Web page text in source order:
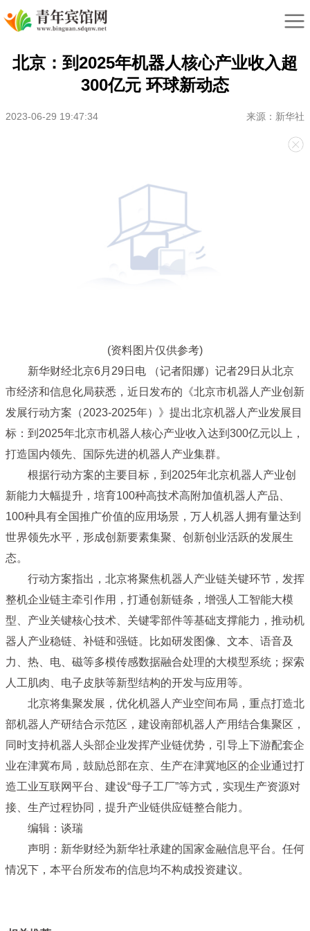
北京：到2025年机器人核心产业收入超
300亿元 环球新动态
2023-06-29 19:47:34 来源：新华社
(资料图片仅供参考)
新华财经北京6月29日电 （记者阳娜）记者29日从北京
市经济和信息化局获悉，近日发布的《北京市机器人产业创新
发展行动方案（2023-2025年）》提出北京机器人产业发展目
标：到2025年北京市机器人核心产业收入达到300亿元以上，
打造国内领先、国际先进的机器人产业集群。
根据行动方案的主要目标，到2025年北京机器人产业创
新能力大幅提升，培育100种高技术高附加值机器人产品、
100种具有全国推广价值的应用场景，万人机器人拥有量达到
世界领先水平，形成创新要素集聚、创新创业活跃的发展生
态。
行动方案指出，北京将聚焦机器人产业链关键环节，发挥
整机企业链主牵引作用，打通创新链条，增强人工智能大模
型、产业关键核心技术、关键零部件等基础支撑能力，推动机
器人产业稳链、补链和强链。比如研发图像、文本、语音及
力、热、电、磁等多模传感数据融合处理的大模型系统；探索
人工肌肉、电子皮肤等新型结构的开发与应用等。
北京将集聚发展，优化机器人产业空间布局，重点打造北
部机器人产研结合示范区，建设南部机器人产用结合集聚区，
同时支持机器人头部企业发挥产业链优势，引导上下游配套企
业在津冀布局，鼓励总部在京、生产在津冀地区的企业通过打
造工业互联网平台、建设“母子工厂”等方式，实现生产资源对
接、生产过程协同，提升产业链供应链整合能力。
编辑：谈瑞
声明：新华财经为新华社承建的国家金融信息平台。任何
情况下，本平台所发布的信息均不构成投资建议。